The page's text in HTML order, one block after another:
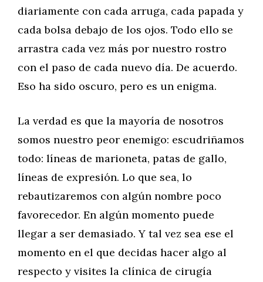
diariamente con cada arruga, cada papada y
cada bolsa debajo de los ojos. Todo ello se
arrastra cada vez más por nuestro rostro
con el paso de cada nuevo día. De acuerdo.
Eso ha sido oscuro, pero es un enigma.
La verdad es que la mayoría de nosotros
somos nuestro peor enemigo: escudriñamos
todo: líneas de marioneta, patas de gallo,
líneas de expresión. Lo que sea, lo
rebautizaremos con algún nombre poco
favorecedor. En algún momento puede
llegar a ser demasiado. Y tal vez sea ese el
momento en el que decidas hacer algo al
respecto y visites la clínica de cirugía